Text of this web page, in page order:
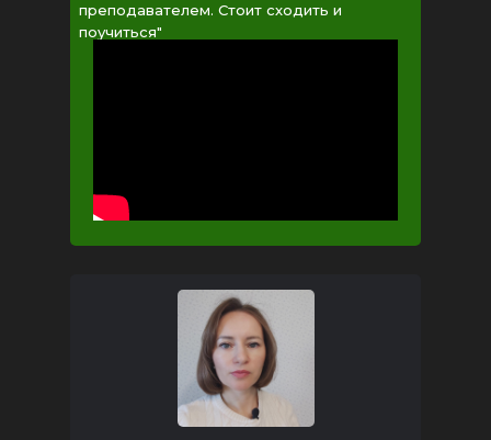
преподавателем. Стоит сходить и
поучиться"